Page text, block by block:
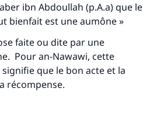
ibn Abdoullah (p.A.a) que le
bienfait est une aumône »
faite ou dite par une
Pour an-Nawawi, cette
que le bon acte et la
récompense.